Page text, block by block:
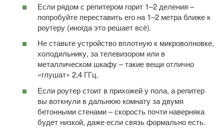
Если рядом с репитером горит 1–2 деления –
попробуйте переставить его на 1–2 метра ближе к
роутеру (иногда это решает всё).
Не ставьте устройство вплотную к микроволновке,
холодильнику, за телевизором или в
металлическом шкафу – такие вещи отлично
«глушат» 2,4 ГГц.
Если роутер стоит в прихожей у пола, а репитер
вы воткнули в дальнюю комнату за двумя
бетонными стенами – скорость почти наверняка
будет низкой, даже если связь формально есть.